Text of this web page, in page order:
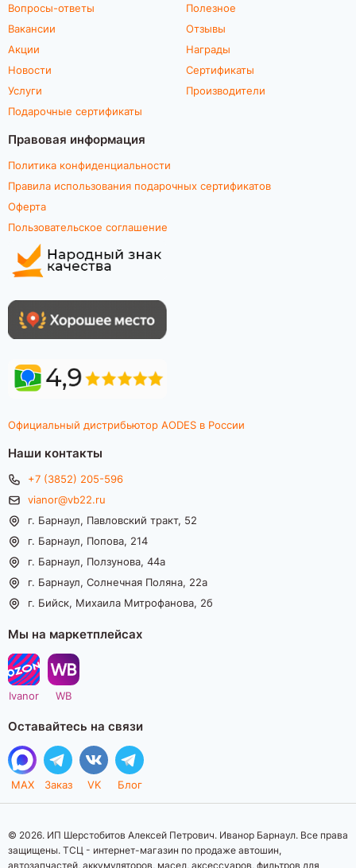
Вопросы-ответы
Вакансии
Акции
Новости
Услуги
Подарочные сертификаты
Полезное
Отзывы
Награды
Сертификаты
Производители
Правовая информация
Политика конфиденциальности
Правила использования подарочных сертификатов
Оферта
Пользовательское соглашение
Официальный дистрибьютор AODES в России
Наши контакты
+7 (3852) 205-596
vianor@vb22.ru
г. Барнаул, Павловский тракт, 52
г. Барнаул, Попова, 214
г. Барнаул, Ползунова, 44а
г. Барнаул, Солнечная Поляна, 22а
г. Бийск, Михаила Митрофанова, 2б
Мы на маркетплейсах
Ivanor WB
Оставайтесь на связи
MAX Заказ VK Блог
© 2026. ИП Шерстобитов Алексей Петрович. Иванор Барнаул. Все права
защищены. ТСЦ - интернет-магазин по продаже автошин,
автозапчастей, аккумуляторов, масел, аксессуаров, фильтров для